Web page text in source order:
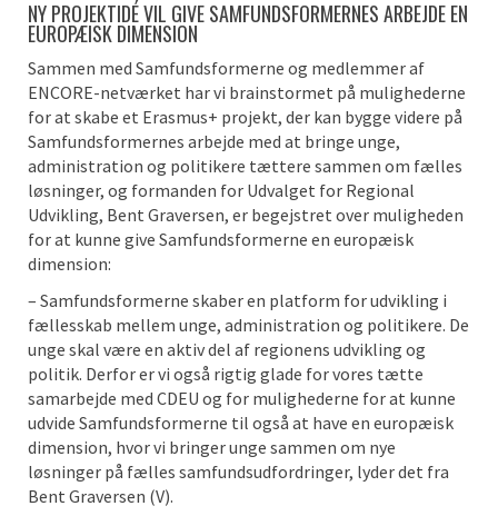
NY PROJEKTIDÉ VIL GIVE SAMFUNDSFORMERNES ARBEJDE EN
EUROPÆISK DIMENSION
Sammen med Samfundsformerne og medlemmer af
ENCORE-netværket har vi brainstormet på mulighederne
for at skabe et Erasmus+ projekt, der kan bygge videre på
Samfundsformernes arbejde med at bringe unge,
administration og politikere tættere sammen om fælles
løsninger, og formanden for Udvalget for Regional
Udvikling, Bent Graversen, er begejstret over muligheden
for at kunne give Samfundsformerne en europæisk
dimension:
– Samfundsformerne skaber en platform for udvikling i
fællesskab mellem unge, administration og politikere. De
unge skal være en aktiv del af regionens udvikling og
politik. Derfor er vi også rigtig glade for vores tætte
samarbejde med CDEU og for mulighederne for at kunne
udvide Samfundsformerne til også at have en europæisk
dimension, hvor vi bringer unge sammen om nye
løsninger på fælles samfundsudfordringer, lyder det fra
Bent Graversen (V).